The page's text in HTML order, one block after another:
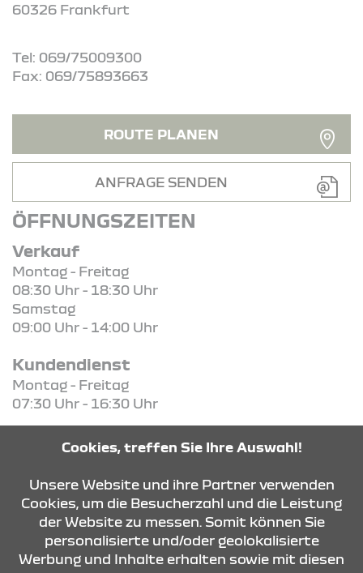
60326 Frankfurt
Tel: 069/75009300
Fax: 069/75893663
ROUTE PLANEN
ANFRAGE SENDEN
ÖFFNUNGSZEITEN
Verkauf
Montag - Freitag
08:30 Uhr - 18:30 Uhr
Samstag
09:00 Uhr - 14:00 Uhr
Kundendienst
Montag - Freitag
07:30 Uhr - 16:30 Uhr
Ersatzteile & Zubehör
08:00 Uhr - 16:00 Uhr
KONTAKT & ANFAHRT
Cookies, treffen Sie Ihre Auswahl!
Unsere Website und ihre Partner verwenden
Cookies, um die Besucherzahl und die Leistung
der Website zu messen. Somit können Sie
personalisierte und/oder geolokalisierte
Werbung und Inhalte erhalten sowie mit diesen